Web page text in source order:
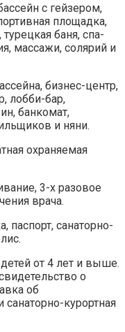
с гейзером,
площадка,
баня, спа-
массажи, солярий и
бизнес-центр,
лобби-бар,
банкомат,
и няни.
охраняемая
3-х разовое
врача.
паспорт, санаторно-
от 4 лет и выше.
о
об
курортная